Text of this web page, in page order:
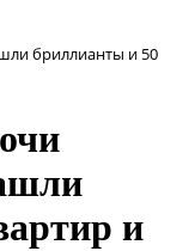
бриллианты и 50
и